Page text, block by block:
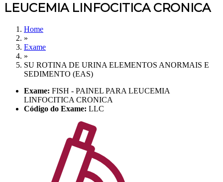
LEUCEMIA LINFOCITICA CRONICA
Home
»
Exame
»
SU ROTINA DE URINA ELEMENTOS ANORMAIS E
SEDIMENTO (EAS)
Exame: FISH - PAINEL PARA LEUCEMIA
LINFOCITICA CRONICA
Código do Exame: LLC